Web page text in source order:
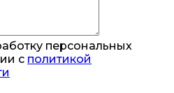
персональных
с политикой